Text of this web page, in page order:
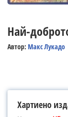
Най-
Автор: Макс Лукадо
Хартиено